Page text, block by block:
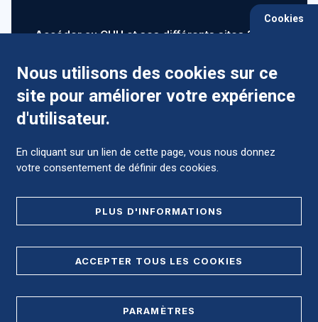
Accéder au CHU et ses différents sites ?
Comment préparer mon hospitalisation ?
PLAN DE SITE
Cookies
Nous utilisons des cookies sur ce
site pour améliorer votre expérience
d'utilisateur.
En cliquant sur un lien de cette page, vous nous donnez
votre consentement de définir des cookies.
PLUS D'INFORMATIONS
ACCEPTER TOUS LES COOKIES
PARAMÈTRES